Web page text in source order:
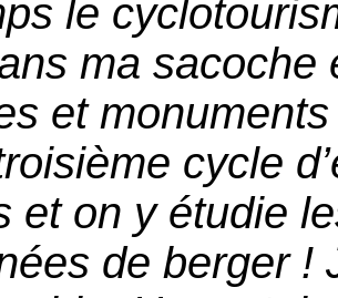
le
ma
et
cycle
et on y étudie
de berger !